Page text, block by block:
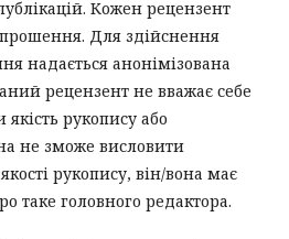
публікацій. Кожен рецензент
Для здійснення
надається анонімізована
рецензент не вважає себе
рукопису або
не зможе висловити
рукопису, він/вона має
таке головного редактора.